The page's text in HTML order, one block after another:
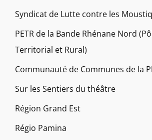
Syndicat de Lutte contre les
PETR de la Bande Rhénane Nord
Territorial et Rural)
Communauté de Communes de la
Sur les Sentiers du théâtre
Région Grand Est
Régio Pamina